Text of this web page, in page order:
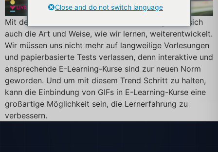
Mit dem rasanten Fortschritt der Technologie hat sich
auch die Art und Weise, wie wir lernen, weiterentwickelt.
Wir müssen uns nicht mehr auf langweilige Vorlesungen
und papierbasierte Tests verlassen, denn interaktive und
ansprechende E-Learning-Kurse sind zur neuen Norm
geworden. Und um mit diesem Trend Schritt zu halten,
kann die Einbindung von GIFs in E-Learning-Kurse eine
großartige Möglichkeit sein, die Lernerfahrung zu
verbessern.
Close and do not switch language